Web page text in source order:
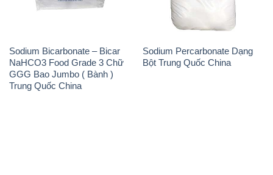
Sodium Bicarbonate – Bicar
NaHCO3 Food Grade 3 Chữ
GGG Bao Jumbo ( Bành )
Trung Quốc China
Sodium Percarbonate Dạng
Bột Trung Quốc China